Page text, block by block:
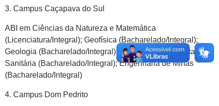
3. Campus Caçapava do Sul
ABI em Ciências da Natureza e Matemática
(Licenciatura/Integral); Geofísica (Bacharelado/Integral);
Geologia (Bacharelado/Integral); Engenharia Ambiental e
Sanitária (Bacharelado/Integral); Engenharia de Minas
(Bacharelado/Integral)
4. Campus Dom Pedrito